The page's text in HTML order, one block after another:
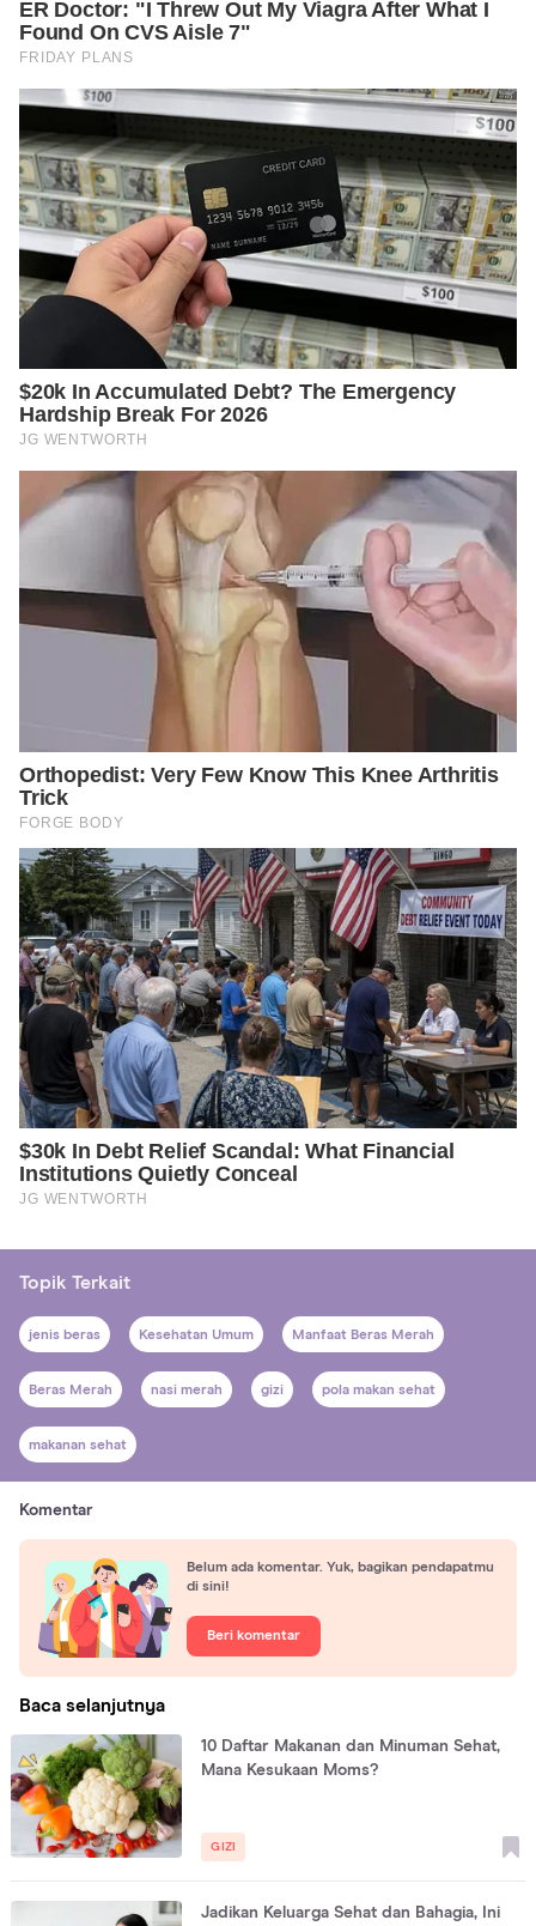
Topik Terkait
jenis beras Kesehatan Umum Manfaat Beras Merah
Beras Merah nasi merah gizi pola makan sehat
makanan sehat
Komentar
Belum ada komentar. Yuk, bagikan pendapatmu
di sini!
Beri komentar
Baca selanjutnya
10 Daftar Makanan dan Minuman Sehat,
Mana Kesukaan Moms?
GIZI
Jadikan Keluarga Sehat dan Bahagia, Ini